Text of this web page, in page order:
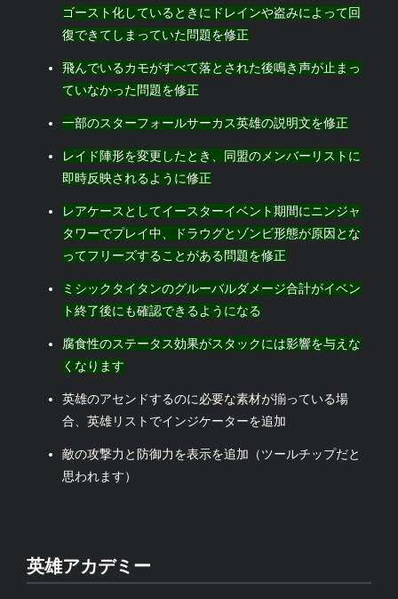
ゴースト化しているときにドレインや盗みによって回
復できてしまっていた問題を修正
飛んでいるカモがすべて落とされた後鳴き声が止まっ
ていなかった問題を修正
一部のスターフォールサーカス英雄の説明文を修正
レイド陣形を変更したとき、同盟のメンバーリストに
即時反映されるように修正
レアケースとしてイースターイベント期間にニンジャ
タワーでプレイ中、ドラウグとゾンビ形態が原因とな
ってフリーズすることがある問題を修正
ミシックタイタンのグルーバルダメージ合計がイベン
ト終了後にも確認できるようになる
腐食性のステータス効果がスタックには影響を与えな
くなります
英雄のアセンドするのに必要な素材が揃っている場
合、英雄リストでインジケーターを追加
敵の攻撃力と防御力を表示を追加（ツールチップだと
思われます）
英雄アカデミー